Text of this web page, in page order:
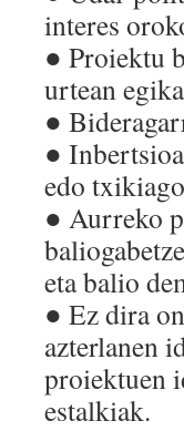
interes
●​ Proiektu
urtean
●​
●​
edo
●​ Aurreko
eta balio
●​ Ez dira
azterlanen
proiektuen
estalkiak.